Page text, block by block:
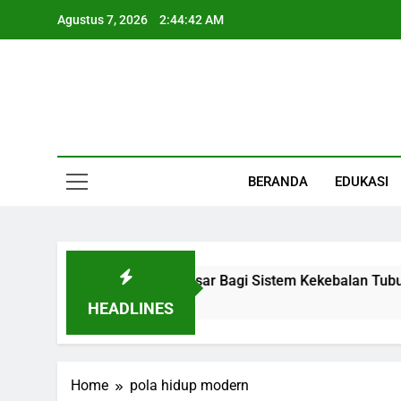
Agustus 7, 2026 2:44:42 AM
BERANDA EDUKASI
HEADLINES
Kecil Dengan Peran Besar Bagi Sistem Kekebalan Tubuh
Home pola hidup modern